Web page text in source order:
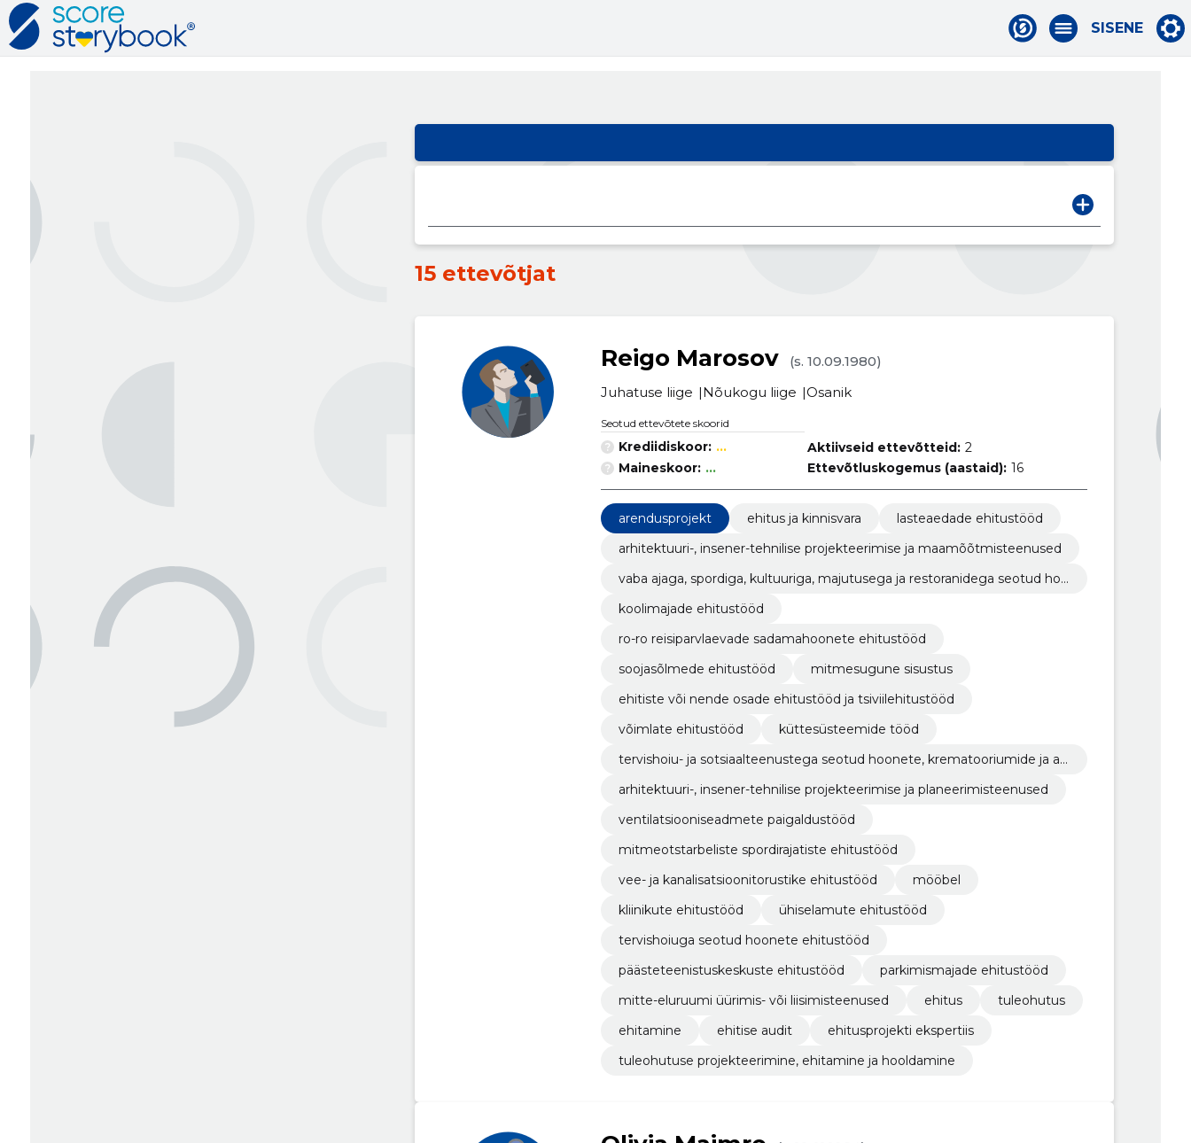
SISENE
15 ettevõtjat
Reigo Marosov
(s. 10.09.1980)
Juhatuse liige
Nõukogu liige Osanik
Seotud ettevõtete skoorid
Krediidiskoor: ...
Maineskoor: ...
Aktiivseid ettevõtteid: 2
Ettevõtluskogemus (aastaid): 16
arendusprojekt ehitus ja kinnisvara
lasteaedade ehitustööd
arhitektuuri-, insener-tehnilise projekteerimise ja maamõõtmisteenused
vaba ajaga, spordiga, kultuuriga, majutusega ja restoranidega seotud hoo
koolimajade ehitustööd
ro-ro reisiparvlaevade sadamahoonete ehitustööd
soojasõlmede ehitustööd
mitmesugune sisustus
ehitiste või nende osade ehitustööd ja tsiviilehitustööd
võimlate ehitustööd
küttesüsteemide tööd
tervishoiu- ja sotsiaalteenustega seotud hoonete, krematooriumide ja av
arhitektuuri-, insener-tehnilise projekteerimise ja planeerimisteenused
ventilatsiooniseadmete paigaldustööd
mitmeotstarbeliste spordirajatiste ehitustööd
vee- ja kanalisatsioonitorustike ehitustööd
mööbel
kliinikute ehitustööd
ühiselamute ehitustööd
tervishoiuga seotud hoonete ehitustööd
päästeteenistuskeskuste ehitustööd
parkimismajade ehitustööd
mitte-eluruumi üürimis- või liisimisteenused
ehitus
tuleohutus
ehitamine
ehitise audit
ehitusprojekti ekspertiis
tuleohutuse projekteerimine, ehitamine ja hooldamine